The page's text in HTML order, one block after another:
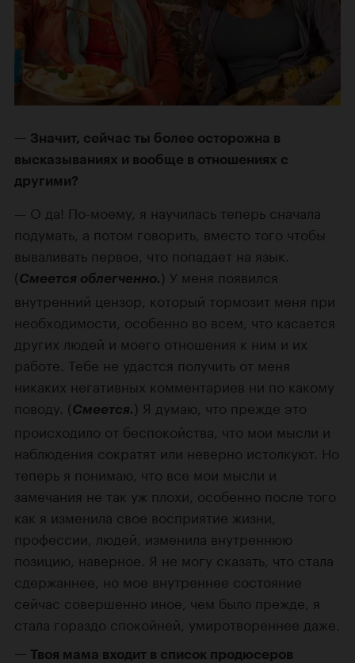
Значит, сейчас ты более осторожна в
высказываниях и вообще в отношениях с
другими?
О да! По-моему , я научилась теперь сначала
подумать, а потом говорить, вместо того чтобы
вываливать первое, что попадает на язык.
(Смеется облегченно.) У меня появился
внутренний цензор, который тормозит меня при
необходимости, особенно во всем, что касается
других людей и моего отношения к ним и их
работе. Тебе не удастся получить от меня
никаких негативных комментариев ни по какому
поводу. (Смеется.) Я думаю, что прежде это
происходило от беспокойства, что мои мысли и
наблюдения сократят или неверно истолкуют. Но
теперь я понимаю, что все мои мысли и
замечания не так уж плохи, особенно после того
как я изменила свое восприятие жизни,
профессии, людей, изменила внутреннюю
позицию, наверное. Я не могу сказать, что стала
сдержаннее, но мое внутреннее состояние
сейчас совершенно иное, чем было прежде, я
стала гораздо спокойней, умиротвореннее даже.
Твоя мама входит в список продюсеров